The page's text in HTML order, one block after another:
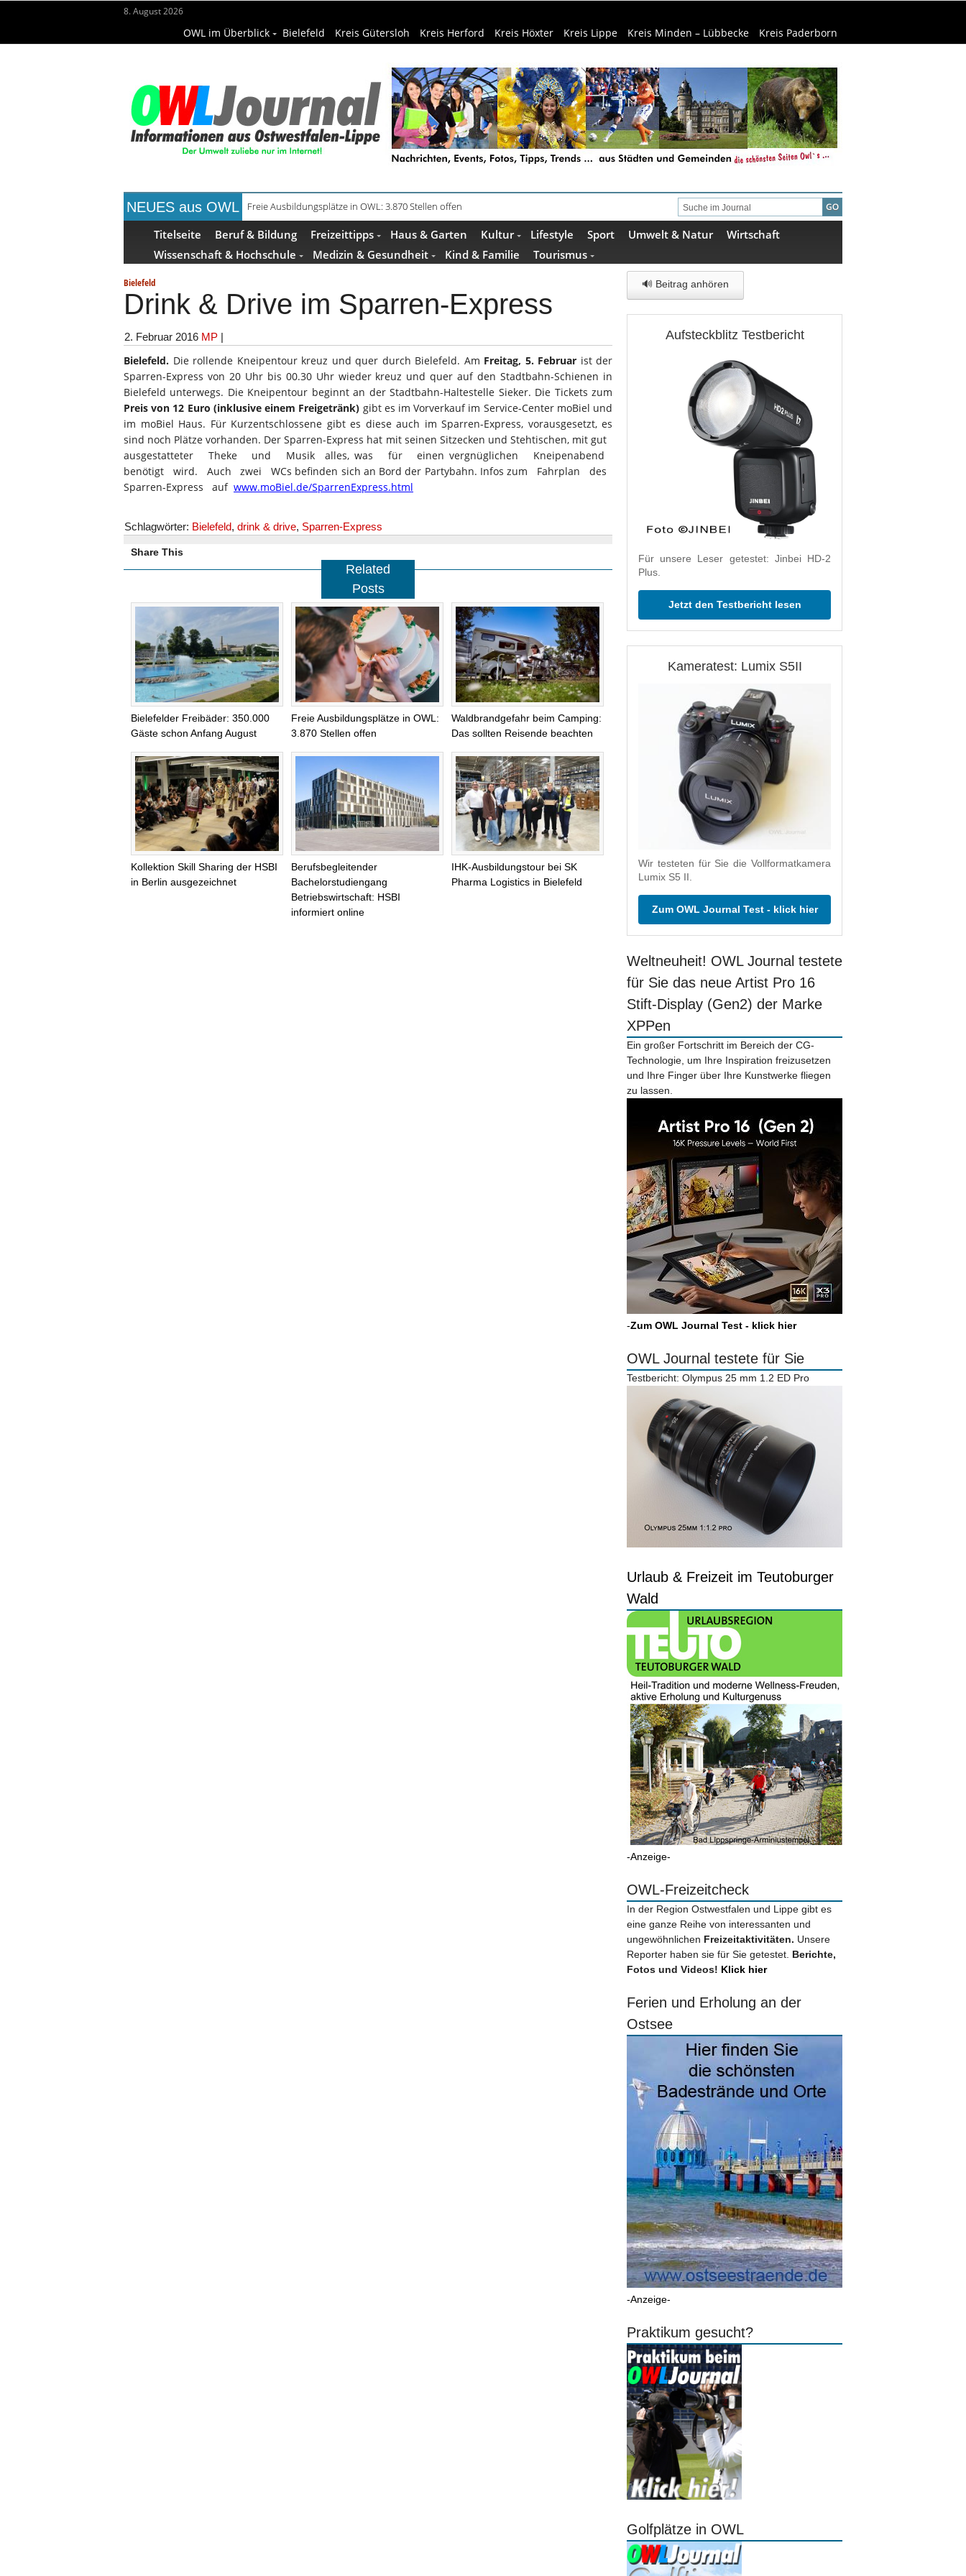
8. August 2026
OWL im Überblick Bielefeld Kreis Gütersloh Kreis Herford Kreis Höxter Kreis Lippe Kreis Minden – Lübbecke Kreis Paderborn
NEUES aus OWL Recyclingpapier in Küche und Bad schont Ressourcen
Titelseite Beruf & Bildung Freizeittipps Haus & Garten Kultur Lifestyle Sport Umwelt & Natur
Wirtschaft
Wissenschaft & Hochschule
Medizin & Gesundheit Kind & Familie Tourismus
Bielefeld
Drink & Drive im Sparren-Express
2. Februar 2016 MP |
Bielefeld. Die rollende Kneipentour kreuz und quer durch Bielefeld. Am Freitag, 5. Februar ist der
Sparren-Express von 20 Uhr bis 00.30 Uhr wieder kreuz und quer auf den Stadtbahn-Schienen in
Bielefeld unterwegs. Die Kneipentour beginnt an der Stadtbahn-Haltestelle Sieker. Die Tickets zum
Preis von 12 Euro (inklusive einem Freigetränk) gibt es im Vorverkauf im Service-Center moBiel und
im moBiel Haus. Für Kurzentschlossene gibt es diese auch im Sparren-Express, vorausgesetzt, es
sind noch Plätze vorhanden. Der Sparren-Express hat mit seinen Sitzecken und Stehtischen, mit gut
ausgestatteter Theke und Musik alles, was für einen vergnüglichen Kneipenabend
benötigt wird. Auch zwei WCs befinden sich an Bord der Partybahn. Infos zum Fahrplan des
Sparren-Express auf www.moBiel.de/SparrenExpress.html
Schlagwörter: Bielefeld, drink & drive, Sparren-Express
Share This
Related
Posts
Bielefelder Freibäder: 350.000
Gäste schon Anfang August
Freie Ausbildungsplätze in OWL:
3.870 Stellen offen
Waldbrandgefahr beim Camping:
Das sollten Reisende beachten
Kollektion Skill Sharing der HSBI
in Berlin ausgezeichnet
Berufsbegleitender
Bachelorstudiengang
Betriebswirtschaft: HSBI
informiert online
IHK-Ausbildungstour bei SK
Pharma Logistics in Bielefeld
🔊 Beitrag anhören
Aufsteckblitz Testbericht
Für unsere Leser getestet: Jinbei HD-2
Plus.
Jetzt den Testbericht lesen
Kameratest: Lumix S5II
Wir testeten für Sie die Vollformatkamera
Lumix S5 II.
Zum OWL Journal Test - klick hier
Weltneuheit! OWL Journal testete
für Sie das neue Artist Pro 16
Stift-Display (Gen2) der Marke
XPPen
Ein großer Fortschritt im Bereich der CG-
Technologie, um Ihre Inspiration freizusetzen
und Ihre Finger über Ihre Kunstwerke fliegen
zu lassen.
-Zum OWL Journal Test - klick hier
OWL Journal testete für Sie
Testbericht: Olympus 25 mm 1.2 ED Pro
Urlaub & Freizeit im Teutoburger
Wald
-Anzeige-
OWL-Freizeitcheck
In der Region Ostwestfalen und Lippe gibt es
eine ganze Reihe von interessanten und
ungewöhnlichen Freizeitaktivitäten. Unsere
Reporter haben sie für Sie getestet. Berichte,
Fotos und Videos! Klick hier
Ferien und Erholung an der
Ostsee
-Anzeige-
Praktikum gesucht?
Golfplätze in OWL